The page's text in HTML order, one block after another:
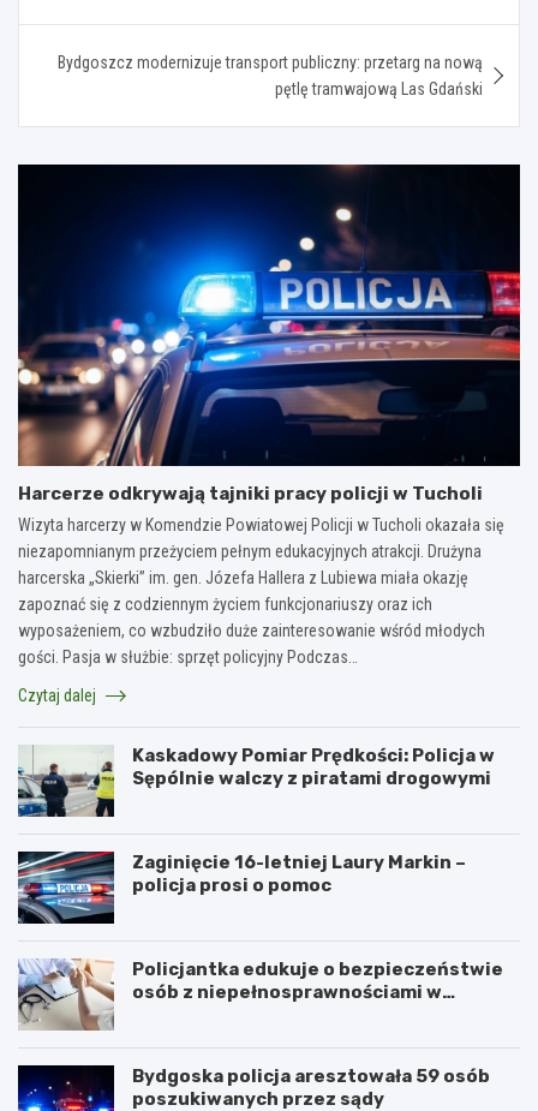
Bydgoszcz modernizuje transport publiczny: przetarg na nową
pętlę tramwajową Las Gdański
Harcerze odkrywają tajniki pracy policji w Tucholi
Wizyta harcerzy w Komendzie Powiatowej Policji w Tucholi okazała się
niezapomnianym przeżyciem pełnym edukacyjnych atrakcji. Drużyna
harcerska „Skierki” im. gen. Józefa Hallera z Lubiewa miała okazję
zapoznać się z codziennym życiem funkcjonariuszy oraz ich
wyposażeniem, co wzbudziło duże zainteresowanie wśród młodych
gości. Pasja w służbie: sprzęt policyjny Podczas…
Czytaj dalej
Kaskadowy Pomiar Prędkości: Policja w
Sępólnie walczy z piratami drogowymi
Zaginięcie 16-letniej Laury Markin –
policja prosi o pomoc
Policjantka edukuje o bezpieczeństwie
osób z niepełnosprawnościami w
Bydgoska policja aresztowała 59 osób
poszukiwanych przez sądy